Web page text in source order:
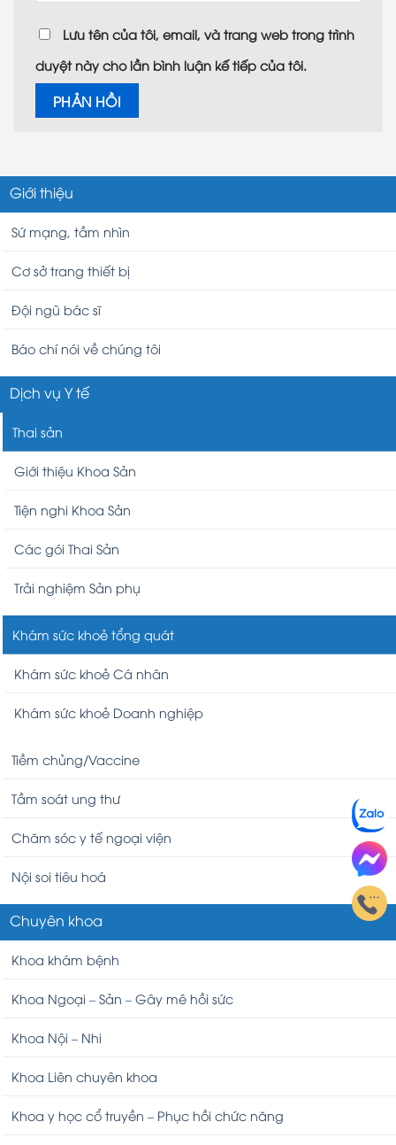
Lưu tên của tôi, email, và trang web trong trình
duyệt này cho lần bình luận kế tiếp của tôi.
Giới thiệu
Sứ mạng, tầm nhìn
Cơ sở trang thiết bị
Đội ngũ bác sĩ
Báo chí nói về chúng tôi
Dịch vụ Y tế
Thai sản
Giới thiệu Khoa Sản
Tiện nghi Khoa Sản
Các gói Thai Sản
Trải nghiệm Sản phụ
Khám sức khoẻ tổng quát
Khám sức khoẻ Cá nhân
Khám sức khoẻ Doanh nghiệp
Tiềm chủng/Vaccine
Tầm soát ung thư
Chăm sóc y tế ngoại viện
Nội soi tiêu hoá
Chuyên khoa
Khoa khám bệnh
Khoa Ngoại – Sản – Gây mê hồi sức
Khoa Nội – Nhi
Khoa Liên chuyên khoa
Khoa y học cổ truyền – Phục hồi chức năng